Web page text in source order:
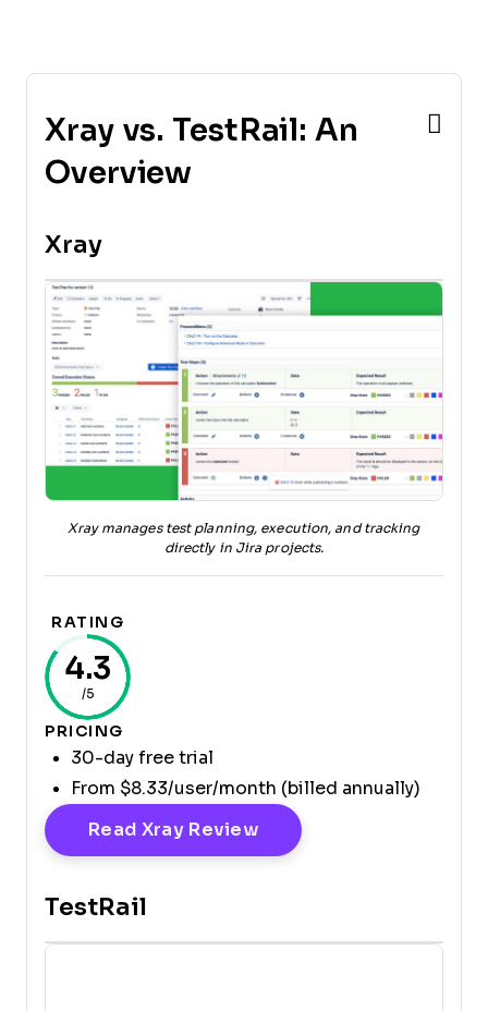
Xray vs. TestRail: An
Overview
Xray
Xray manages test planning, execution, and tracking
directly in Jira projects.
RATING
4.3
/5
PRICING
30-day free trial
From $8.33/user/month (billed annually)
Read Xray ReviewOpens New Window
TestRail